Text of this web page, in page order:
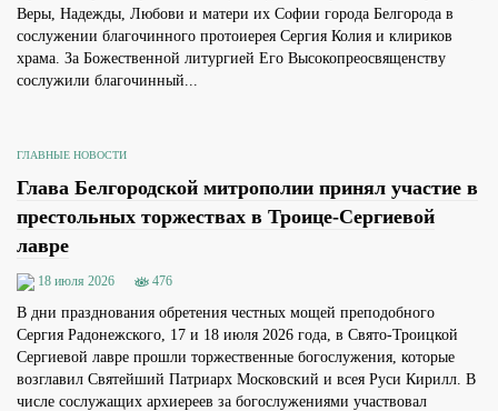
Веры, Надежды, Любови и матери их Софии города Белгорода в
сослужении благочинного протоиерея Сергия Колия и клириков
храма. За Божественной литургией Его Высокопреосвященству
сослужили благочинный...
ГЛАВНЫЕ НОВОСТИ
Глава Белгородской митрополии принял участие в
престольных торжествах в Троице-Сергиевой
лавре
18 июля 2026 476
В дни празднования обретения честных мощей преподобного
Сергия Радонежского, 17 и 18 июля 2026 года, в Свято-Троицкой
Сергиевой лавре прошли торжественные богослужения, которые
возглавил Святейший Патриарх Московский и всея Руси Кирилл. В
числе сослужащих архиереев за богослужениями участвовал